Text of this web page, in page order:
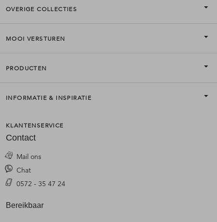
OVERIGE COLLECTIES
MOOI VERSTUREN
PRODUCTEN
INFORMATIE & INSPIRATIE
KLANTENSERVICE
Contact
Mail ons
Chat
0572 - 35 47 24
Bereikbaar